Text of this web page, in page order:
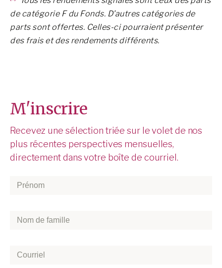
de catégorie F du Fonds. D’autres catégories de
parts sont offertes. Celles-ci pourraient présenter
des frais et des rendements différents.
M'inscrire
Recevez une sélection triée sur le volet de nos
plus récentes perspectives mensuelles,
directement dans votre boîte de courriel.
Prénom*
Nom
Courriel*